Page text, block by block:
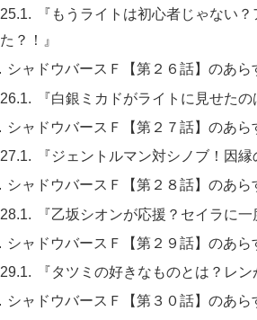
『もうライトは初心者じゃない
た？！』
シャドウバースＦ【第２６話】のあ
『白銀ミカドがライトに見せた
シャドウバースＦ【第２７話】のあ
『ジェントルマン対シノブ！因
シャドウバースＦ【第２８話】のあ
『乙坂シオンが応援？セイラに
シャドウバースＦ【第２９話】のあ
『タツミの好きなものとは？レ
シャドウバースＦ【第３０話】のあ